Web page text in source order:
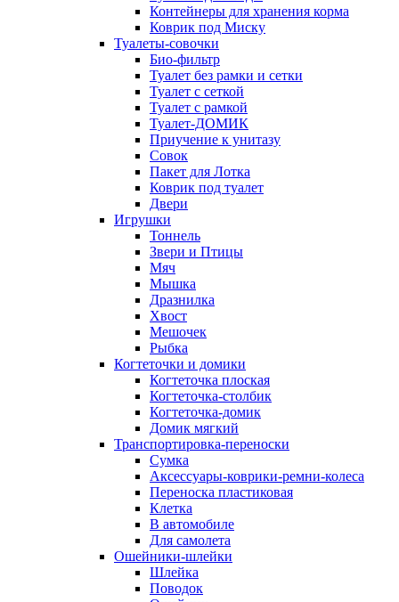
Контейнеры для хранения корма
Коврик под Миску
Туалеты-совочки
Био-фильтр
Туалет без рамки и сетки
Туалет с сеткой
Туалет с рамкой
Туалет-ДОМИК
Приучение к унитазу
Совок
Пакет для Лотка
Коврик под туалет
Двери
Игрушки
Тоннель
Звери и Птицы
Мяч
Мышка
Дразнилка
Хвост
Мешочек
Рыбка
Когтеточки и домики
Когтеточка плоская
Когтеточка-столбик
Когтеточка-домик
Домик мягкий
Транспортировка-переноски
Сумка
Аксессуары-коврики-ремни-колеса
Переноска пластиковая
Клетка
В автомобиле
Для самолета
Ошейники-шлейки
Шлейка
Поводок